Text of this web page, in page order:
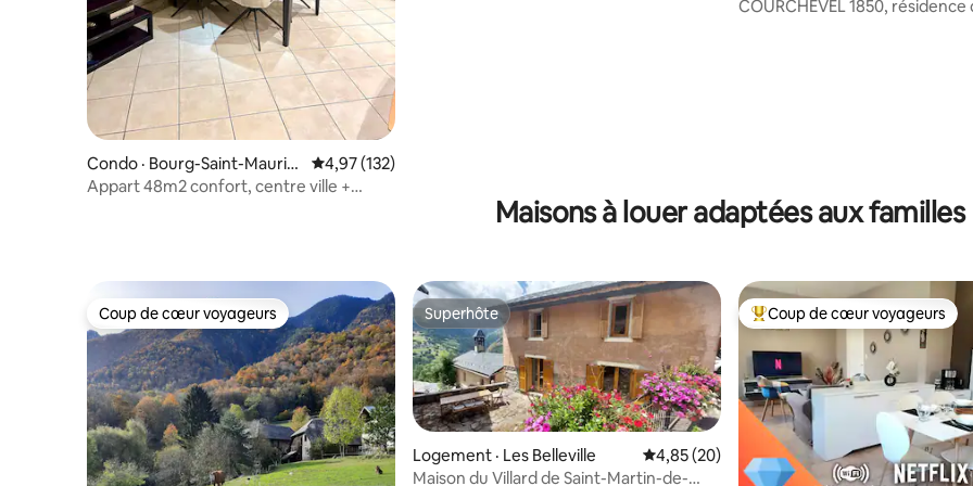
Condo · Bourg-Saint-Mauric
e
Note moyenne de 4,97 sur 5, 132 commentaires
4,97 (132)
Appart 48m2 confort, centre ville +
COURCHEVEL 1850,
Maisons à louer adaptées aux familles
Coup de cœur voyageurs
Coup de cœur voyageurs Superhôte
Superhôte
Logement · Les Belleville Note moyenne de 4,85 sur 5, 20
4,85 (20)
Maison du Villard de Saint-Martin-de-
Coup de cœur voyageurs
Coup de cœur voyageurs